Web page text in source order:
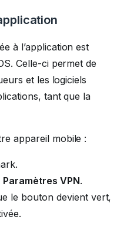
à l’application est
Celle-ci permet de
et les logiciels
tant que la
appareil mobile :
Paramètres VPN.
le bouton devient vert,